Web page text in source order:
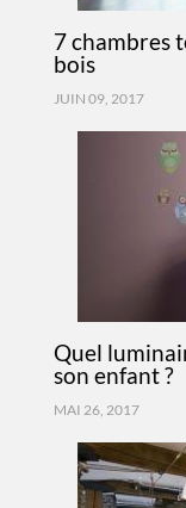
7 chambres
bois
JUIN 09, 2017
Quel
son enfant ?
MAI 26, 2017